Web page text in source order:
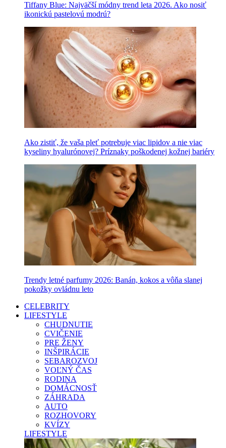
Tiffany Blue: Najväčší módny trend leta 2026. Ako nosiť
ikonickú pastelovú modrú?
Ako zistiť, že vaša pleť potrebuje viac lipidov a nie viac
kyseliny hyalurónovej? Príznaky poškodenej kožnej bariéry
Trendy letné parfumy 2026: Banán, kokos a vôňa slanej
pokožky ovládnu leto
CELEBRITY
LIFESTYLE
CHUDNUTIE
CVIČENIE
PRE ŽENY
INŠPIRÁCIE
SEBAROZVOJ
VOĽNÝ ČAS
RODINA
DOMÁCNOSŤ
ZÁHRADA
AUTO
ROZHOVORY
KVÍZY
LIFESTYLE